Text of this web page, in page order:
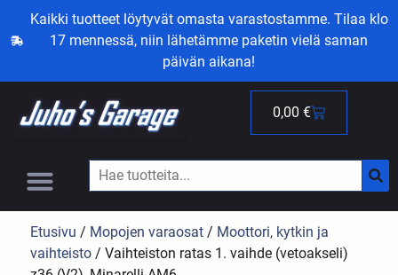
Kaikki tuotteet löytyvät omasta varastostamme. Tilaa klo
17 mennessä, niin lähetämme paketin vielä saman
päivän aikana!
0,00 €
Etusivu / Mopojen varaosat / Moottori, kytkin ja
vaihteisto / Vaihteiston ratas 1. vaihde (vetoakseli)